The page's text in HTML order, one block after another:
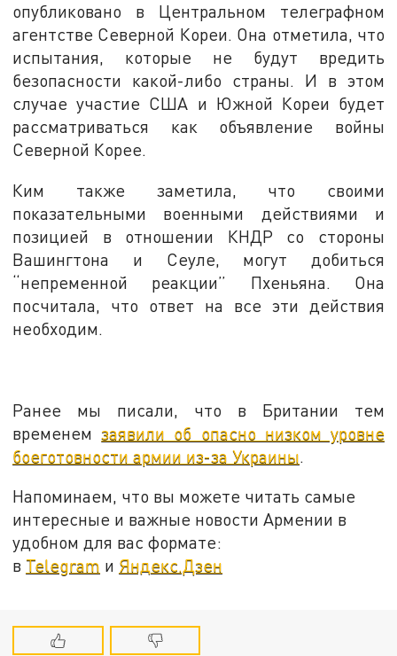
опубликовано в Центральном телеграфном
агентстве Северной Кореи. Она отметила, что
испытания, которые не будут вредить
безопасности какой-либо страны. И в этом
случае участие США и Южной Кореи будет
рассматриваться как объявление войны
Северной Корее.
Ким также заметила, что своими
показательными военными действиями и
позицией в отношении КНДР со стороны
Вашингтона и Сеуле, могут добиться
“непременной реакции” Пхеньяна. Она
посчитала, что ответ на все эти действия
необходим.
Ранее мы писали, что в Британии тем
временем заявили об опасно низком уровне
боеготовности армии из-за Украины
Напоминаем, что вы можете читать самые
интересные и важные новости Армении в
удобном для вас формате:
в Telegram и Яндекс.Дзен